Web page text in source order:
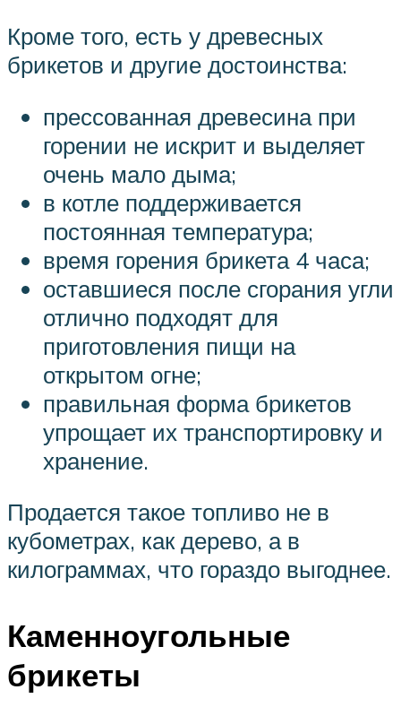
Кроме того, есть у древесных
брикетов и другие достоинства:
прессованная древесина при
горении не искрит и выделяет
очень мало дыма;
в котле поддерживается
постоянная температура;
время горения брикета 4 часа;
оставшиеся после сгорания угли
отлично подходят для
приготовления пищи на
открытом огне;
правильная форма брикетов
упрощает их транспортировку и
хранение.
Продается такое топливо не в
кубометрах, как дерево, а в
килограммах, что гораздо выгоднее.
Каменноугольные
брикеты